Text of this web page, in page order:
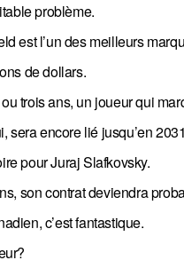
problème.
est l’un des meilleurs
de dollars.
trois ans, un joueur qui
sera encore lié jusqu’en
pour Juraj Slafkovsky.
son contrat deviendra
c’est fantastique.